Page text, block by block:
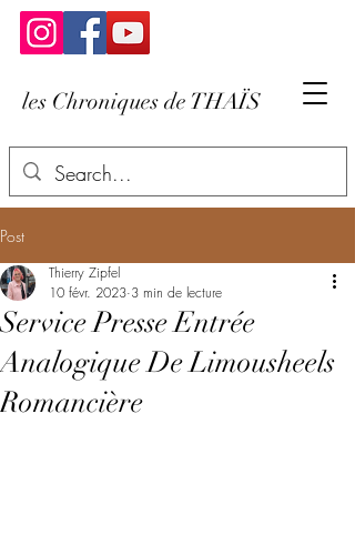
les Chroniques de THAÏS
Post
Service Presse Entrée
Analogique De Limousheels
Romancière
Thierry Zipfel
10 févr. 2023 3 min de lecture